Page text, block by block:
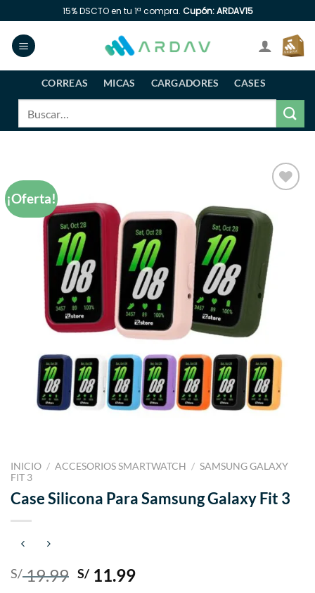
al
contenido
15% DSCTO en tu 1ª compra. Cupón: ARDAV15
CORREAS MICAS CARGADORES
CASES
¡Oferta!
lista
deseos
INICIO / ACCESORIOS SMARTWATCH / SAMSUNG GALAXY
FIT 3
Case Silicona Para Samsung Galaxy Fit 3
S/19.99 El
S/ 11.99El